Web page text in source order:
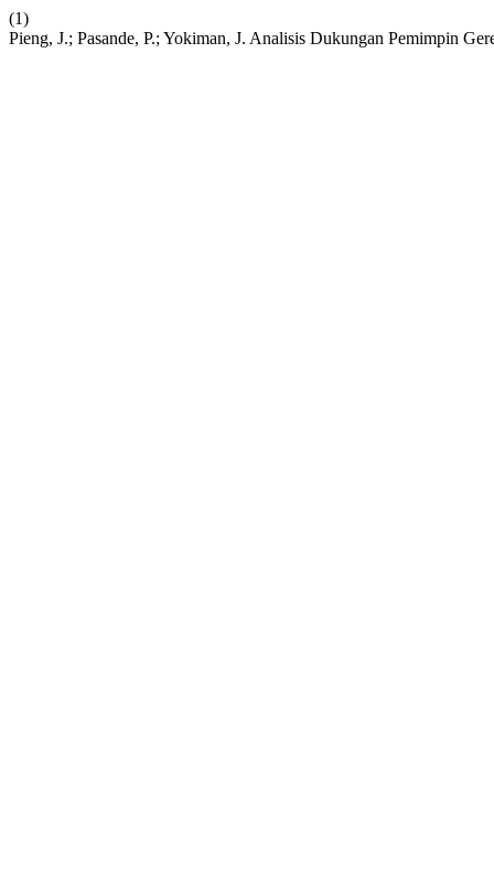
(1)
Pieng, J.; Pasande, P.; Yokiman, J. Analisis Dukungan Pemimpin